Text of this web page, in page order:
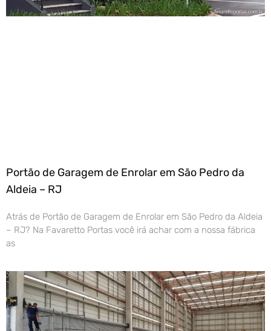
Portão de Garagem de Enrolar em São Pedro da
Aldeia – RJ
Atrás de Portão de Garagem de Enrolar em São Pedro da Aldeia
– RJ? Na Favaretto Portas você irá achar com a nossa fábrica
as